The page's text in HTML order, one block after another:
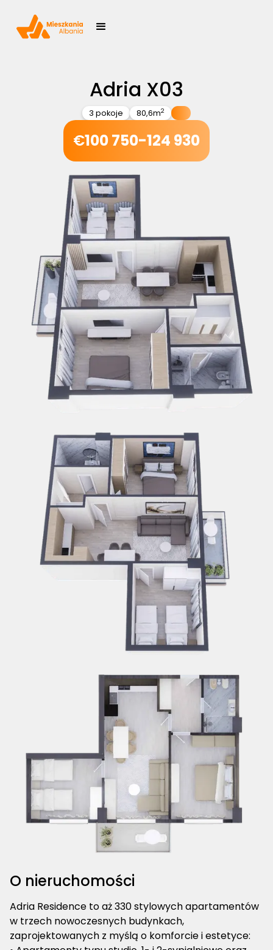
Adria X03
3 pokoje 80,6m2
€100 750-124 930
O nieruchomości
Adria Residence to aż 330 stylowych apartamentów
w trzech nowoczesnych budynkach,
zaprojektowanych z myślą o komforcie i estetyce: